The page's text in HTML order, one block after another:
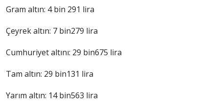
Gram altın: 4 bin 291 lira
Çeyrek altın: 7 bin279 lira
Cumhuriyet altını: 29 bin675 lira
Tam altın: 29 bin131 lira
Yarım altın: 14 bin563 lira